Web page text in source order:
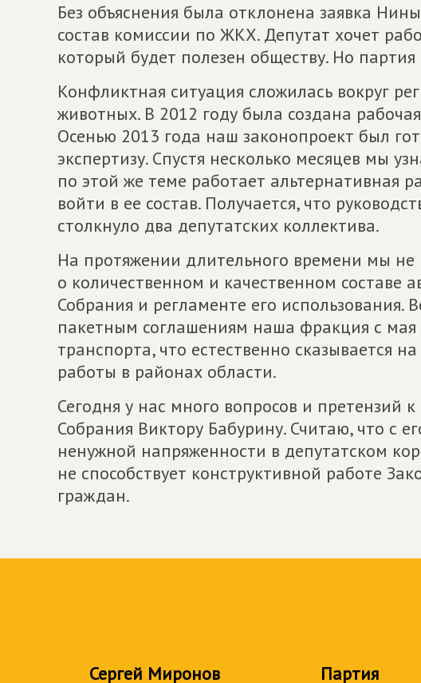
Без объяснения была отклонена заявка
состав комиссии по ЖКХ. Депутат хочет
который будет полезен обществу. Но
Конфликтная ситуация сложилась вокруг
животных. В 2012 году была создана
Осенью 2013 года наш законопроект был
экспертизу. Спустя несколько месяцев мы
по этой же теме работает альтернативная
войти в ее состав. Получается, что
столкнуло два депутатских коллектива.
На протяжении длительного времени мы не
о количественном и качественном составе
Собрания и регламенте его
пакетным соглашениям наша фракция с
транспорта, что естественно сказывается
работы в районах области.
Сегодня у нас много вопросов и претензий
Собрания Виктору Бабурину. Считаю, что с
ненужной напряженности в депутатском
не способствует конструктивной работе
граждан.
Сергей Миронов Партия